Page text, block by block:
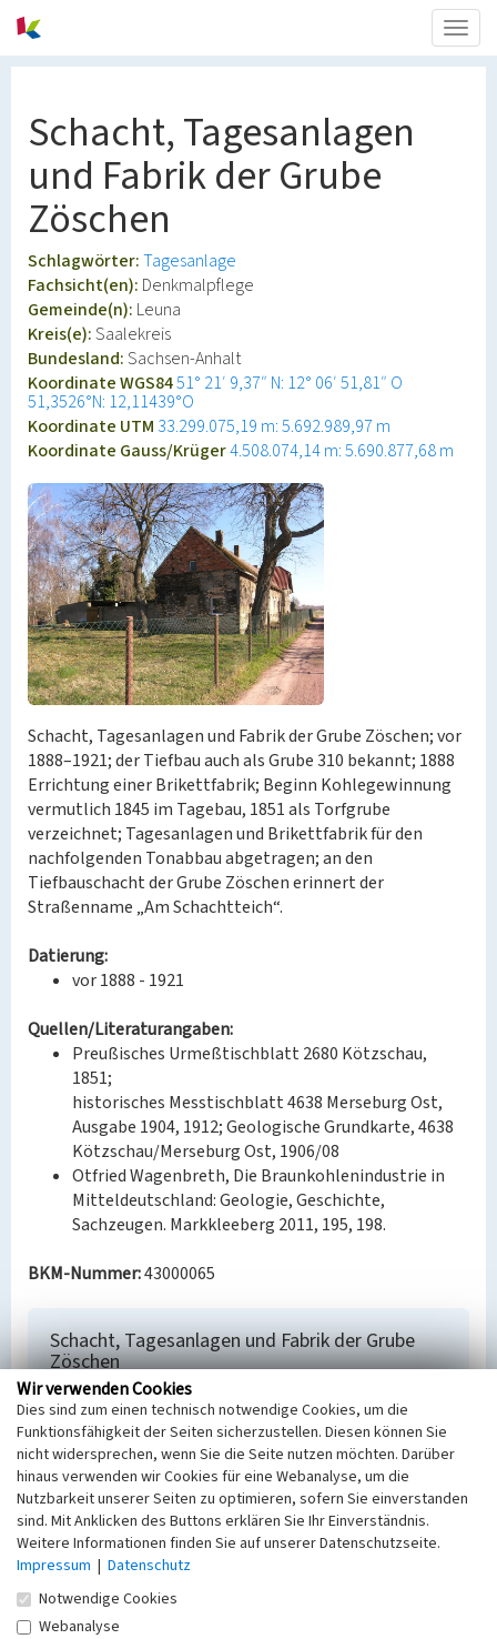
Schacht, Tagesanlagen
und Fabrik der Grube
Zöschen
Schlagwörter:Tagesanlage
Fachsicht(en): Denkmalpflege
Gemeinde(n): Leuna
Kreis(e):Saalekreis
Bundesland:Sachsen-Anhalt
Koordinate WGS8451° 21′ 9,37″ N: 12° 06′ 51,81″ O
51,3526°N: 12,11439°O
Koordinate UTM 33.299.075,19 m: 5.692.989,97 m
Koordinate Gauss/Krüger4.508.074,14 m: 5.690.877,68 m
Schacht, Tagesanlagen und Fabrik der Grube Zöschen; vor
1888–1921; der Tiefbau auch als Grube 310 bekannt; 1888
Errichtung einer Brikettfabrik; Beginn Kohlegewinnung
vermutlich 1845 im Tagebau, 1851 als Torfgrube
verzeichnet; Tagesanlagen und Brikettfabrik für den
nachfolgenden Tonabbau abgetragen; an den
Tiefbauschacht der Grube Zöschen erinnert der
Straßenname „Am Schachtteich“.
Datierung:
vor 1888 - 1921
Quellen/Literaturangaben:
Preußisches Urmeßtischblatt 2680 Kötzschau,
1851;
historisches Messtischblatt 4638 Merseburg Ost,
Ausgabe 1904, 1912; Geologische Grundkarte, 4638
Kötzschau/Merseburg Ost, 1906/08
Otfried Wagenbreth, Die Braunkohlenindustrie in
Mitteldeutschland: Geologie, Geschichte,
Sachzeugen. Markkleeberg 2011, 195, 198.
BKM-Nummer:43000065
Schacht, Tagesanlagen und Fabrik der Grube
Zöschen
Schlagwörter
Tagesanlage
Ort
Leuna
Fachsicht(en)
Denkmalpflege
Erfassungsmaßstab
Keine Angabe
Erfassungsmethode
Übernahme aus externer Fachdatenbank
Wir verwenden Cookies
Dies sind zum einen technisch notwendige Cookies, um die
Funktionsfähigkeit der Seiten sicherzustellen. Diesen können Sie
nicht widersprechen, wenn Sie die Seite nutzen möchten. Darüber
hinaus verwenden wir Cookies für eine Webanalyse, um die
Nutzbarkeit unserer Seiten zu optimieren, sofern Sie einverstanden
sind. Mit Anklicken des Buttons erklären Sie Ihr Einverständnis.
Weitere Informationen finden Sie auf unserer Datenschutzseite.
Impressum | Datenschutz
Notwendige Cookies
Webanalyse